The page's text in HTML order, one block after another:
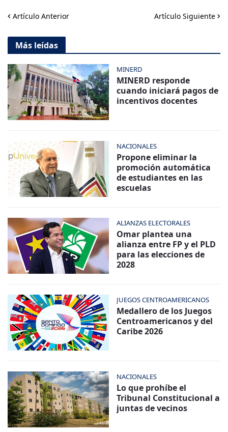
Artículo Anterior Artículo Siguiente
Más leídas
MINERD
MINERD responde
cuando iniciará pagos de
incentivos docentes
NACIONALES
Propone eliminar la
promoción automática
de estudiantes en las
escuelas
ALIANZAS ELECTORALES
Omar plantea una
alianza entre FP y el PLD
para las elecciones de
2028
JUEGOS CENTROAMERICANOS
Medallero de los Juegos
Centroamericanos y del
Caribe 2026
NACIONALES
Lo que prohíbe el
Tribunal Constitucional a
juntas de vecinos